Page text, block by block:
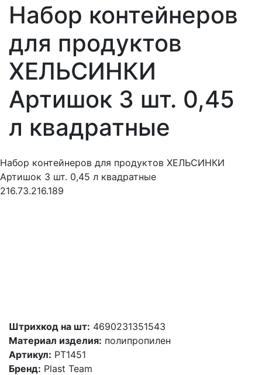
Набор контейнеров
для продуктов
ХЕЛЬСИНКИ
Артишок 3 шт. 0,45
л квадратные
Набор контейнеров для продуктов ХЕЛЬСИНКИ
Артишок 3 шт. 0,45 л квадратные
216.73.216.189
Штрихкод на шт: 4690231351543
Материал изделия: полипропилен
Артикул: PT1451
Бренд: Plast Team